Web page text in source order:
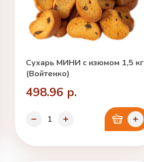
Сухарь МИНИ с изюмом 1,5 кг
(Войтенко)
498.96 р.